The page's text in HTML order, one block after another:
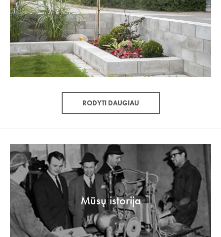
RODYTI DAUGIAU
Mūsų istorija